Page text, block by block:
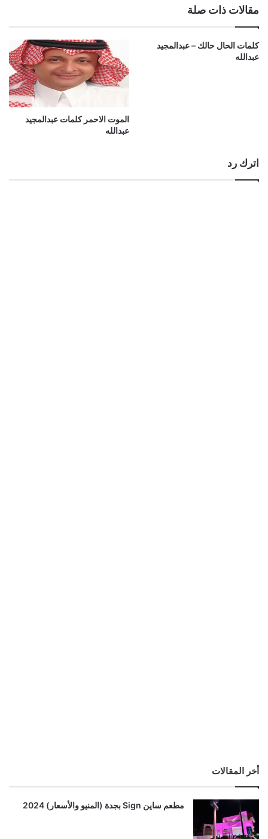
مقالات ذات صلة
كلمات الحال حالك – عبدالمجيد
عبدالله
الموت الاحمر كلمات عبدالمجيد
عبدالله
اترك رد
أخر المقالات
مطعم ساين Sign بجدة (المنيو والأسعار) 2024